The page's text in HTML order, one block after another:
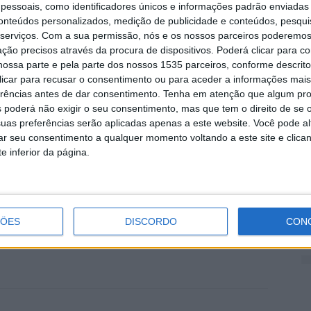
como identificadores únicos e informações padrão
personalizados, medição de publicidade e conteúdos,
Com a sua permissão, nós e os nossos parceiros
precisos através da procura de dispositivos. Poderá clicar para
parte e pela parte dos nossos 1535 parceiros, conforme
para recusar o consentimento ou para aceder a informações
antes de dar consentimento. Tenha em atenção que algum
poderá não exigir o seu consentimento, mas que tem o direito de se
preferências serão aplicadas apenas a este website. Você pode
seu consentimento a qualquer momento voltando a este site e
inferior da página.
DISCORDO
Após as idas a joker lap, o piloto perdia a
assim só viria a conseguir o 7º lugar da geral e o 5º
era o local na grelha do qual iria partir na corrida
curva na mesma posição em que arrancou e
Pinheiro admite que esperada uma competição
um ritmo forte nas restantes corridas fez com
O jovem piloto albicastrense acrescenta que
recebido a penalização na 2ª qualificação, mas
meu e que serve de aprendizagem. Agora é
ainda mais”.
5